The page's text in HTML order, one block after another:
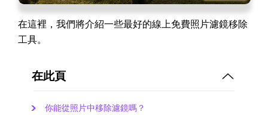
在這裡，我們將介紹一些最好的線上免費照片濾鏡移除
工具。
在此頁
你能從照片中移除濾鏡嗎？